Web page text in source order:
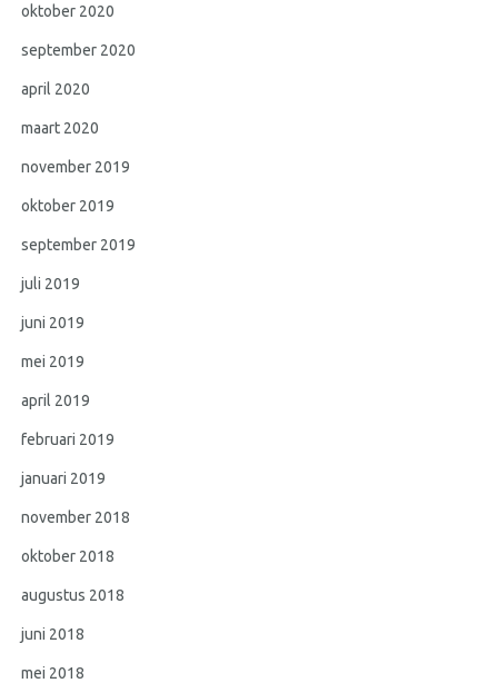
oktober 2020
september 2020
april 2020
maart 2020
november 2019
oktober 2019
september 2019
juli 2019
juni 2019
mei 2019
april 2019
februari 2019
januari 2019
november 2018
oktober 2018
augustus 2018
juni 2018
mei 2018